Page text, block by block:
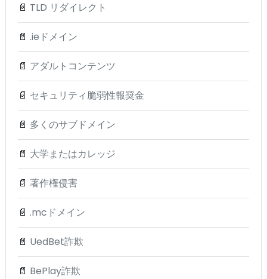
📄 TLD リダイレクト
📄 .ieドメイン
📄 アダルトコンテンツ
📄 セキュリティ脆弱性報奨金
📄 多くのサブドメイン
📄 大学またはカレッジ
📄 著作権侵害
📄 .mcドメイン
📄 UedBet詐欺
📄 BePlay詐欺